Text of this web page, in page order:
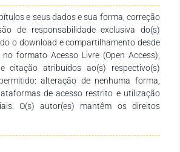
e dedicação na concepção e
Esperamos que ela se consolide como
pedagógico valioso, atendendo às
docentes de todos os níveis de
na temática.
e seus dados e sua forma, correção
de responsabilidade exclusiva do(s)
o download e compartilhamento desde
formato Acesso Livre (Open Access),
citação atribuídos ao(s) respectivo(s)
alteração de nenhuma forma,
de acesso restrito e utilização
O(s) autor(es) mantêm os direitos